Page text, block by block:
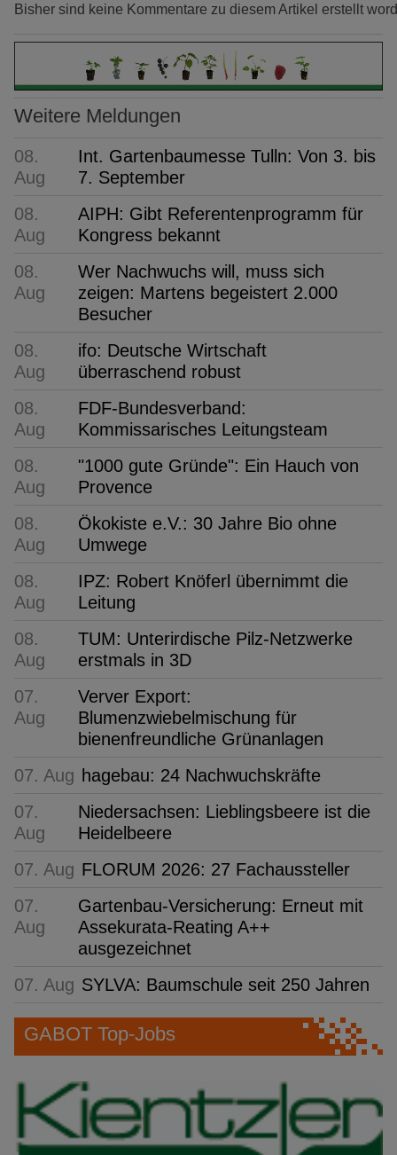
Bisher sind keine Kommentare zu diesem Artikel erstellt
Weitere Meldungen
08.
Aug
Int. Gartenbaumesse Tulln: Von 3. bis
7. September
08.
Aug
AIPH: Gibt Referentenprogramm für
Kongress bekannt
08.
Aug
Wer Nachwuchs will, muss sich
zeigen: Martens begeistert 2.000
Besucher
08.
Aug
ifo: Deutsche Wirtschaft
überraschend robust
08.
Aug
FDF-Bundesverband:
Kommissarisches Leitungsteam
08.
Aug
"1000 gute Gründe": Ein Hauch von
Provence
08.
Aug
Ökokiste e.V.: 30 Jahre Bio ohne
Umwege
08.
Aug
IPZ: Robert Knöferl übernimmt die
Leitung
08.
Aug
TUM: Unterirdische Pilz-Netzwerke
erstmals in 3D
07.
Aug
Verver Export:
Blumenzwiebelmischung für
bienenfreundliche Grünanlagen
07. Aug hagebau: 24 Nachwuchskräfte
07.
Aug
Niedersachsen: Lieblingsbeere ist die
Heidelbeere
07. Aug FLORUM 2026: 27 Fachaussteller
07.
Aug
Gartenbau-Versicherung: Erneut mit
Assekurata-Reating A++
ausgezeichnet
07. Aug SYLVA: Baumschule seit 250 Jahren
GABOT Top-Jobs